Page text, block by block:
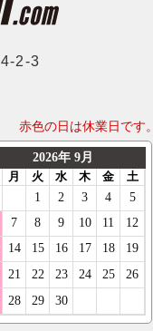
2-3
赤色の日は休業日です。